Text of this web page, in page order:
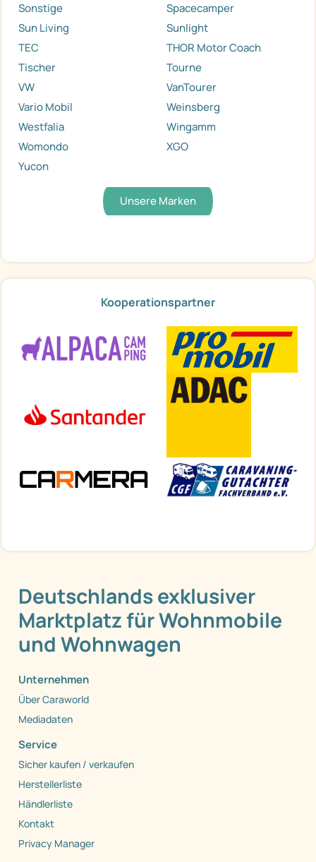
Sonstige
Spacecamper
Sun Living
Sunlight
TEC
THOR Motor Coach
Tischer
Tourne
VW
VanTourer
Vario Mobil
Weinsberg
Westfalia
Wingamm
Womondo
XGO
Yucon
Unsere Marken
Kooperationspartner
Deutschlands exklusiver
Marktplatz für Wohnmobile
und Wohnwagen
Unternehmen
Über Caraworld
Mediadaten
Service
Sicher kaufen / verkaufen
Herstellerliste
Händlerliste
Kontakt
Privacy Manager